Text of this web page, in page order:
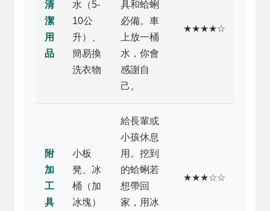
清
潔
用
品
水（5-
10公
升）、
簡易換
洗衣物
具和蛤蜊
必備。車
上放一桶
水，你會
感謝自
己。
★★★★☆
附
加
工
具
小板
凳、冰
桶（加
冰塊）
給長輩或
小孩休息
用。挖到
的蛤蜊若
想帶回
家，用冰
★★★☆☆